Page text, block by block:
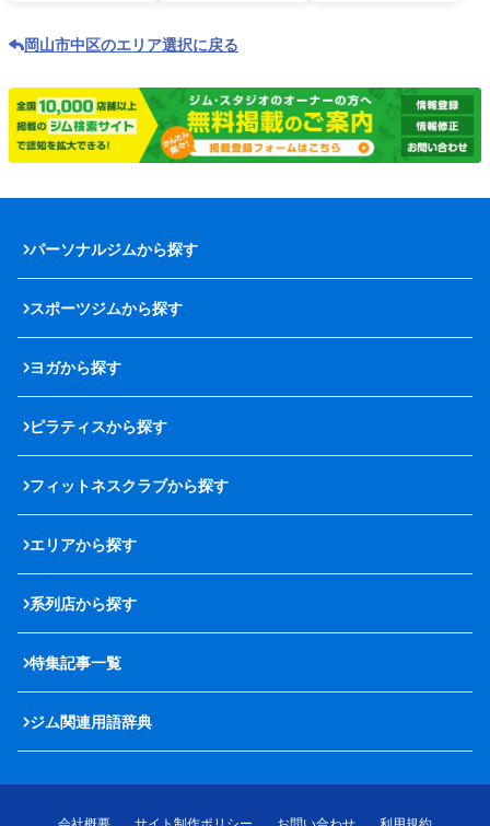
岡山市中区のエリア選択に戻る
パーソナルジムから探す
スポーツジムから探す
ヨガから探す
ピラティスから探す
フィットネスクラブから探す
エリアから探す
系列店から探す
特集記事一覧
ジム関連用語辞典